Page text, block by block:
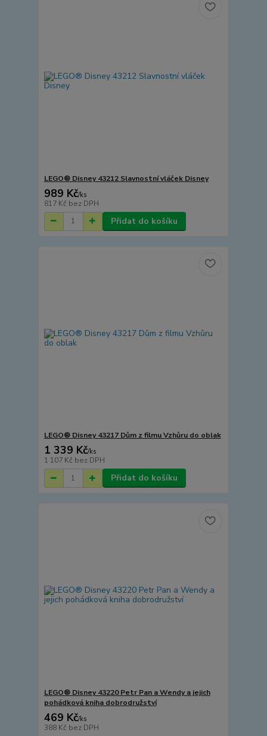
LEGO® Disney 43212 Slavnostní vláček Disney
989 Kč/ks
817 Kč bez DPH
Přidat do košíku
LEGO® Disney 43217 Dům z filmu Vzhůru do oblak
1 339 Kč/ks
1 107 Kč bez DPH
Přidat do košíku
LEGO® Disney 43220 Petr Pan a Wendy a jejich
pohádková kniha dobrodružství
469 Kč/ks
388 Kč bez DPH